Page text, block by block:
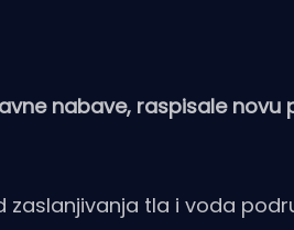
nabave, raspisale novu
tla i voda